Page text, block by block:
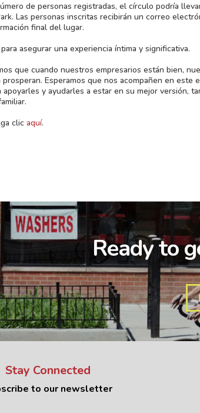
de personas registradas, el círculo podría
Las personas inscritas recibirán un correo
final del lugar.
asegurar una experiencia íntima y significativa.
que cuando nuestros empresarios están bien,
Esperamos que nos acompañen en este
apoyarles y ayudarles a estar en su mejor versión,
clicaquí.
Ready to
Stay Connected
to our newsletter